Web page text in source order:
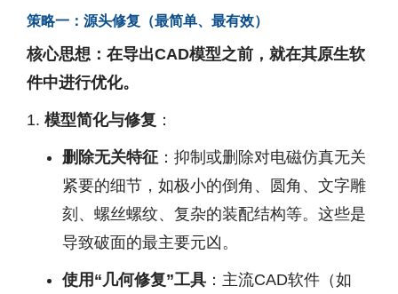
策略一：源头修复（最简单、最有效）
核心思想：在导出CAD模型之前，就在其原生软
件中进行优化。
模型简化与修复 ：
删除无关特征 ：抑制或删除对电磁仿真无关
紧要的细节，如极小的倒角、圆角、文字雕
刻、螺丝螺纹、复杂的装配结构等。这些是
导致破面的最主要元凶。
使用“几何修复”工具 ：主流CAD软件（如